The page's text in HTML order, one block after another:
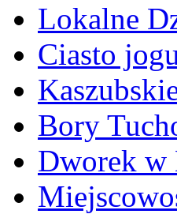
Lokalne
Ciasto
Bory
Dworek w